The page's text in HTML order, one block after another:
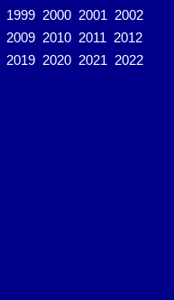
1999 2000 2001 2002
2009 2010 2011 2012
2019 2020 2021 2022